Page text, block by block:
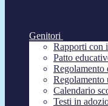
Genitori
Rapporti con
Patto
Regolamento
Regolamento
Calendario
Testi in